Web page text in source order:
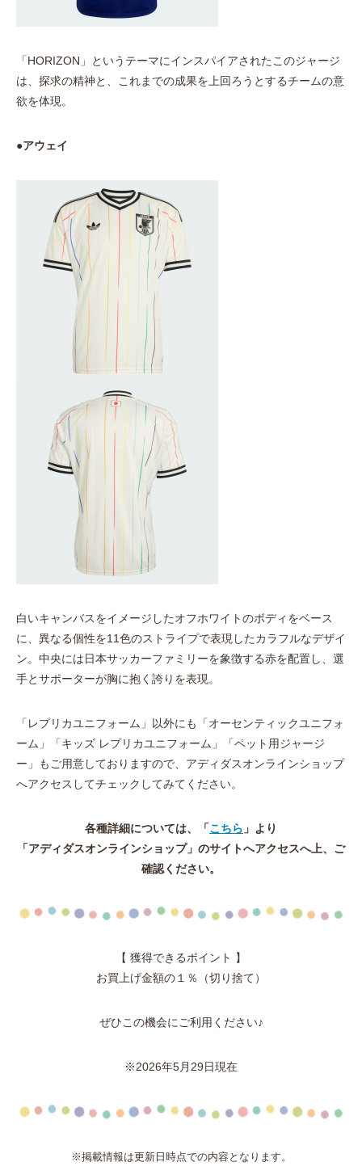
「HORIZON」というテーマにインスパイアされたこのジャージ
は、探求の精神と、これまでの成果を上回ろうとするチームの意
欲を体現。
●アウェイ
白いキャンバスをイメージしたオフホワイトのボディをベース
に、異なる個性を11色のストライプで表現したカラフルなデザイ
ン。中央には日本サッカーファミリーを象徴する赤を配置し、選
手とサポーターが胸に抱く誇りを表現。
「レプリカユニフォーム」以外にも「オーセンティックユニフォ
ーム」「キッズ レプリカユニフォーム」「ペット用ジャージ
ー」もご用意しておりますので、アディダスオンラインショップ
へアクセスしてチェックしてみてください。
各種詳細については、「こちら 」より
「アディダスオンラインショップ」のサイトへアクセスへ上、ご
確認ください。
【 獲得できるポイント 】
お買上げ金額の１％（切り捨て）
ぜひこの機会にご利用ください♪
※2026年5月29日現在
※掲載情報は更新日時点での内容となります。